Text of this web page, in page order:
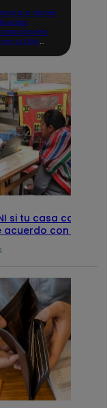
si tienes
tu DNI:
si tu casa califica
con el Sisfoh